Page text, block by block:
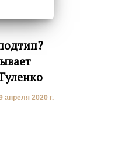
апреля 2020 г.